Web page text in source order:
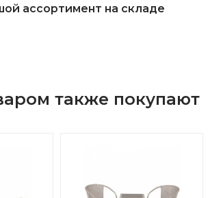
ассортимент на складе
также покупают